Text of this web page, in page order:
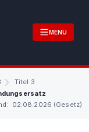
MENU
Titel 3
02.08.2026 (Gesetz)